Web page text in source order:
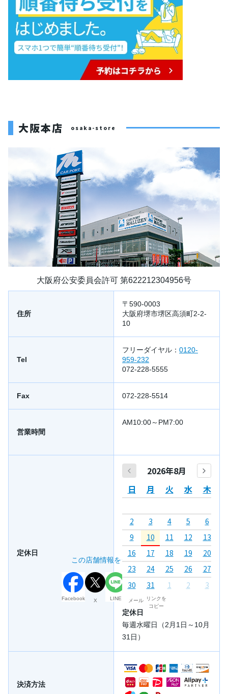
大阪本店 osaka-store
大阪府公安委員会許可 第622212304956号
この店舗情報をシェアする
Facebook X LINE メール
リンクを
コピー
住所
〒590-0003
大阪府堺市堺区高須町2-2-
10
Tel
フリーダイヤル： 0120-
959-232
072-228-5555
Fax 072-228-5514
営業時間
AM10:00～PM7:00
定休日
2026年8月
日
月 火 水 木
2 3 4 5 6
9
10 11 12 13
16
17 18 19 20
23
24 25 26 27
30
31 1 2 3
定休日
毎週水曜日（2月1日～10月
31日）
決済方法